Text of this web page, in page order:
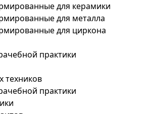
для керамики
для металла
для циркона
практики
техников
практики